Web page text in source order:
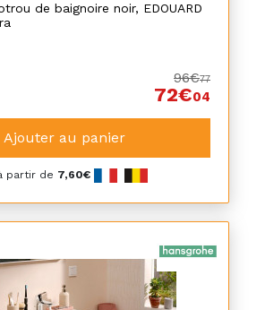
de baignoire noir, EDOUARD
96€77
72€04
Ajouter au panier
partir de 7,60€